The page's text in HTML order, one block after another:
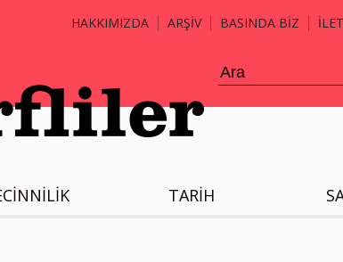
HAKKIMIZDA ARŞİV BASINDA BİZ
TARİH